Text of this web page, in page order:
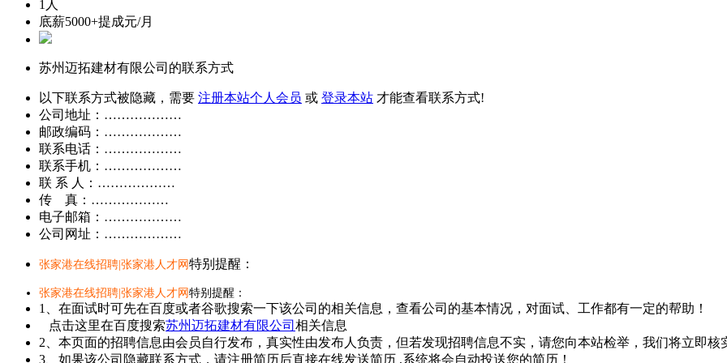
1人
底薪5000+提成元/月
苏州迈拓建材有限公司的联系方式
以下联系方式被隐藏，需要 注册本站个人会员 或 登录本站 才能查看联系方式!
公司地址：………………
邮政编码：………………
联系电话：………………
联系手机：………………
联 系 人：………………
传 真：………………
电子邮箱：………………
公司网址：………………
张家港在线招聘|张家港人才网 特别提醒：
张家港在线招聘|张家港人才网 特别提醒：
1、在面试时可先在百度或者谷歌搜索一下该公司的相关信息，查看公司的基本情况，对面试、工作都有一定的帮助！
点击这里在百度搜索苏州迈拓建材有限公司 相关信息
2、本页面的招聘信息由会员自行发布，真实性由发布人负责，但若发现招聘信息不实，请您向本站检举，我们将立即核
3、如果该公司隐藏联系方式，请注册简历后直接在线发送简历 ,系统将会自动投送您的简历！